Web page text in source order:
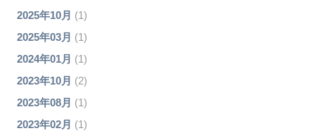
2025年10月 (1)
2025年03月 (1)
2024年01月 (1)
2023年10月 (2)
2023年08月 (1)
2023年02月 (1)